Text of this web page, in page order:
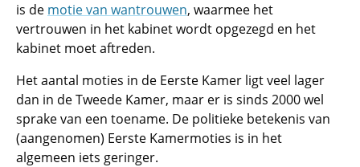
is de motie van wantrouwen, waarmee het
vertrouwen in het kabinet wordt opgezegd en het
kabinet moet aftreden.
Het aantal moties in de Eerste Kamer ligt veel lager
dan in de Tweede Kamer, maar er is sinds 2000 wel
sprake van een toename. De politieke betekenis van
(aangenomen) Eerste Kamermoties is in het
algemeen iets geringer.